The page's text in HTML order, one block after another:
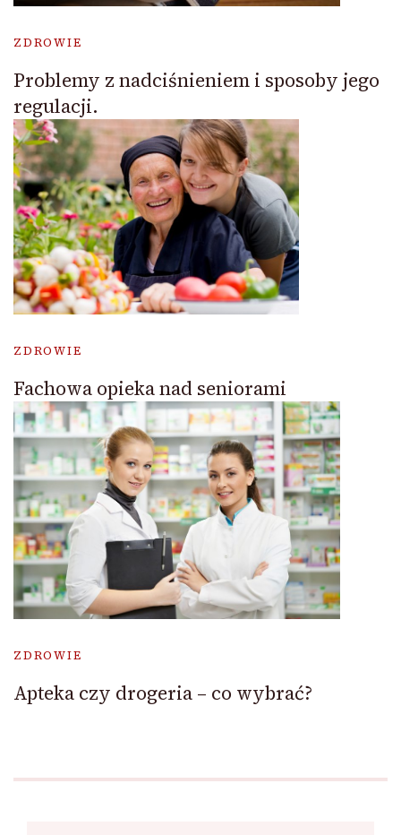
ZDROWIE
Problemy z nadciśnieniem i sposoby jego
regulacji.
ZDROWIE
Fachowa opieka nad seniorami
ZDROWIE
Apteka czy drogeria – co wybrać?